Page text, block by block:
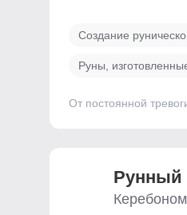
Создание
Руны,
От постоянной
Рунный